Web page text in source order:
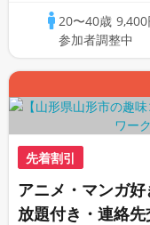
20〜40歳 9,400
参加者調整中
先着割引
アニメ・マンガ
放題付き・連絡